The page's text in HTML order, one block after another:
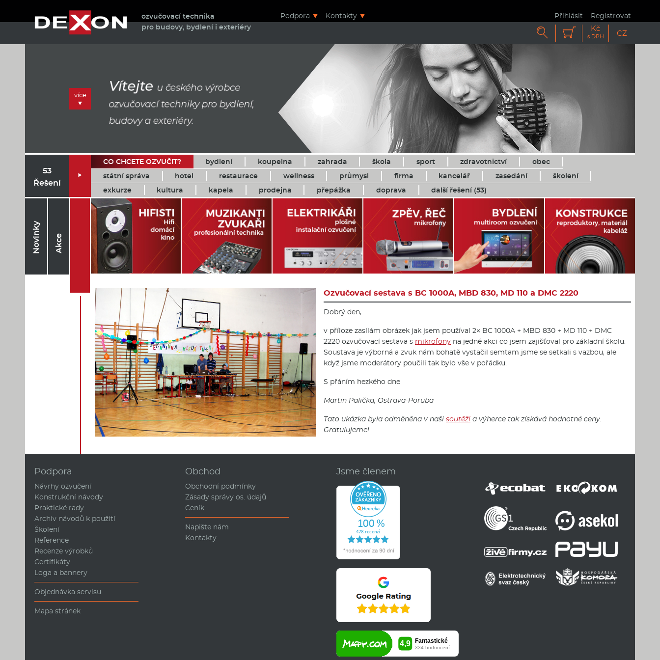
ozvučovací technika
pro budovy, bydlení i exteriéry
Podpora Kontakty Přihlásit Registrovat
  Kč
s DPH CZ
více
53
Řešení

CO CHCETE OZVUČIT? bydlení koupelna zahrada škola sport zdravotnictví
obec
státní správa
hotel restaurace wellness průmysl firma kancelář zasedání
školení
exkurze
kultura kapela prodejna přepážka doprava další řešení (53)
Novinky Akce
Ozvučovací sestava s BC 1000A, MBD 830, MD 110 a DMC 2220
Dobrý den,
v příloze zasílám obrázek jak jsem používal 2× BC 1000A + MBD 830 + MD 110 + DMC
2220 ozvučovací sestava s mikrofony na jedné akci co jsem zajišťoval pro základní školu.
Soustava je výborná a zvuk nám bohatě vystačil semtam jsme se setkali s vazbou, ale
když jsme moderátory poučili tak bylo vše v pořádku.
S přáním hezkého dne
Martin Palička, Ostrava-Poruba
Tato ukázka byla odměněna v naši soutěži a výherce tak získává hodnotné ceny.
Gratulujeme!
Podpora
Návrhy ozvučení
Konstrukční návody
Praktické rady
Archiv návodů k použití
Školení
Reference
Recenze výrobků
Certifikáty
Loga a bannery
Objednávka servisu
Mapa stránek
Obchod
Obchodní podmínky
Zásady správy os. údajů
Ceník
Napište nám
Kontakty
Jsme členem